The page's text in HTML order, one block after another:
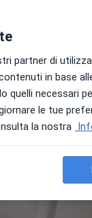
partner di
in base
quelli necessari
le tue
la nostra